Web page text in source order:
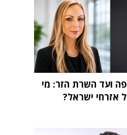
ועד השרת הזר: מי
אזרחי ישראל?